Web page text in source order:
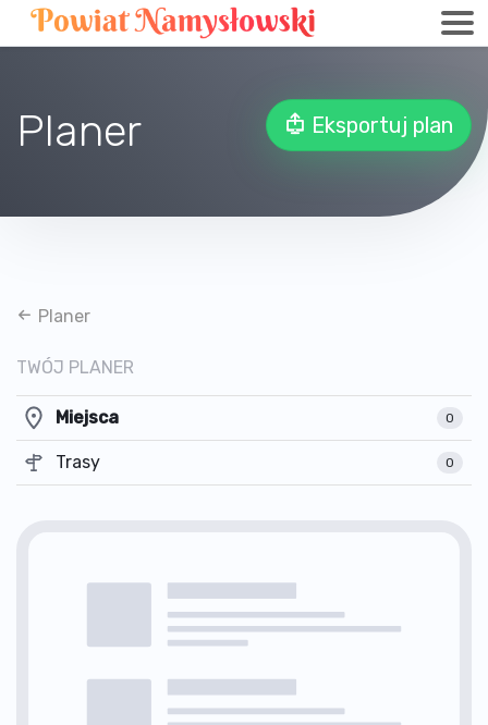
Planer Eksportuj plan
Planer
TWÓJ PLANER
Miejsca 0
Trasy 0